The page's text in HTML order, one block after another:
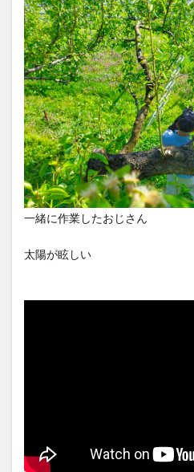
一緒に作業したおじさん
太陽が眩しい